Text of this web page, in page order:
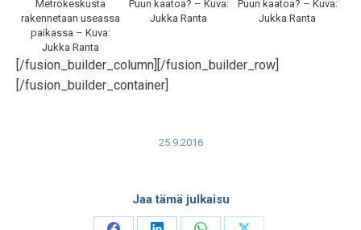
Metrokeskusta
rakennetaan useassa
paikassa – Kuva:
Jukka Ranta
Puun kaatoa? – Kuva:
Jukka Ranta
Puun kaatoa? – Kuva:
Jukka Ranta
[/fusion_builder_column][/fusion_builder_row]
[/fusion_builder_container]
25.9.2016
Jaa tämä julkaisu